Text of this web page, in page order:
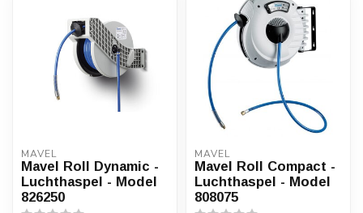
MAVEL
Mavel Roll Dynamic -
Luchthaspel - Model
826250
MAVEL
Mavel Roll Compact -
Luchthaspel - Model
808075